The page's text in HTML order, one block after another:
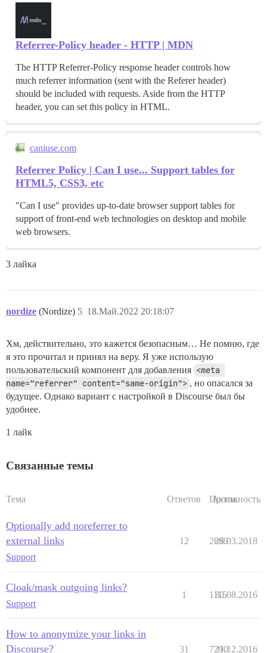
Referrer-Policy header - HTTP | MDN
The HTTP Referrer-Policy response header controls how
much referrer information (sent with the Referer header)
should be included with requests. Aside from the HTTP
header, you can set this policy in HTML.
caniuse.com
Referrer Policy | Can I use... Support tables for
HTML5, CSS3, etc
"Can I use" provides up-to-date browser support tables for
support of front-end web technologies on desktop and mobile
web browsers.
3 лайка
nordize (Nordize) 18.Май.2022 20:18:07
5
Хм, действительно, это кажется безопасным… Не помню, где
я это прочитал и принял на веру. Я уже использую
пользовательский компонент для добавления <meta
name="referrer" content="same-origin"> , но опасался за
будущее. Однако вариант с настройкой в Discourse был бы
удобнее.
1 лайк
Связанные темы
Тема Ответов Просм.
Активность
Optionally add noreferrer to
external links
Support
12 2699
26.03.2018
Cloak/mask outgoing links?
Support
1 1115
30.08.2016
How to anonymize your links in
Discourse?
31 7290
31.12.2016